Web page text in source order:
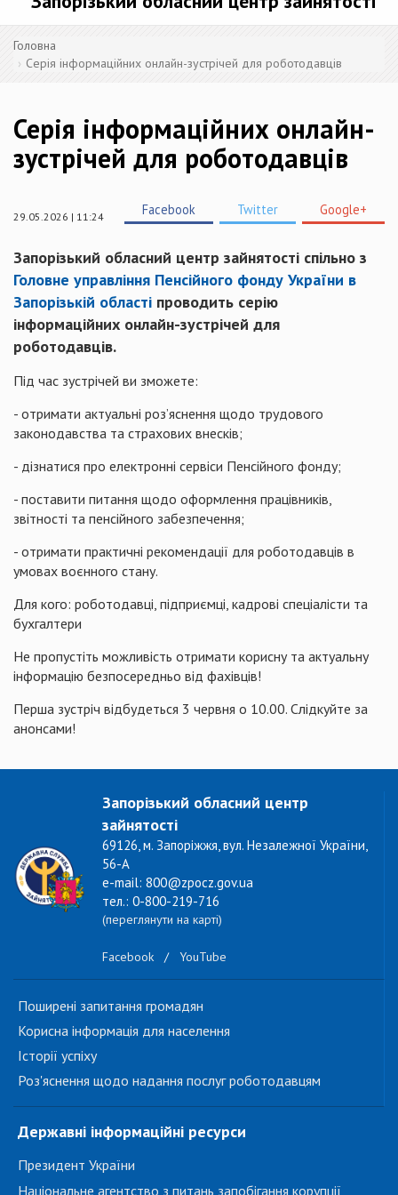
Головна
Серія інформаційних онлайн-зустрічей для роботодавців
Серія інформаційних онлайн-
зустрічей для роботодавців
29.05.2026 | 11:24 Facebook Twitter Google+
Запорізький обласний центр зайнятості спільно з
Головне управління Пенсійного фонду України в
Запорізькій області проводить серію
інформаційних онлайн-зустрічей для
роботодавців.
Під час зустрічей ви зможете:
- отримати актуальні роз’яснення щодо трудового
законодавства та страхових внесків;
- дізнатися про електронні сервіси Пенсійного фонду;
- поставити питання щодо оформлення працівників,
звітності та пенсійного забезпечення;
- отримати практичні рекомендації для роботодавців в
умовах воєнного стану.
Для кого: роботодавці, підприємці, кадрові спеціалісти та
бухгалтери
Не пропустіть можливість отримати корисну та актуальну
інформацію безпосередньо від фахівців!
Перша зустріч відбудеться 3 червня о 10.00. Слідкуйте за
анонсами!
Запорізький обласний центр
зайнятості
69126, м. Запоріжжя, вул. Незалежної України,
56-А
e-mail: 800@zpocz.gov.ua
тел.: 0-800-219-716
(переглянути на карті)
Facebook / YouTube
Поширені запитання громадян
Корисна інформація для населення
Історії успіху
Роз'яснення щодо надання послуг роботодавцям
Державні інформаційні ресурси
Президент України
Національне агентство з питань запобігання корупції